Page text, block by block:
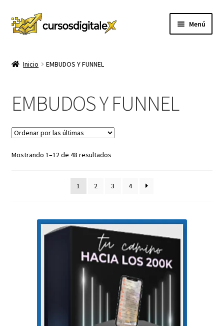
Ir
a
Ir
al
Menú
CURSOS
MEMBRESIA
MI CUENTA
Inicio EMBUDOS Y FUNNEL
EMBUDOS Y FUNNEL
Mostrando 1–12 de 48 resultadosSorted
1
2 3 4